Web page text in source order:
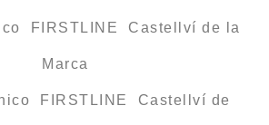
FIRSTLINE Castellví de la
Marca
FIRSTLINE Castellví de